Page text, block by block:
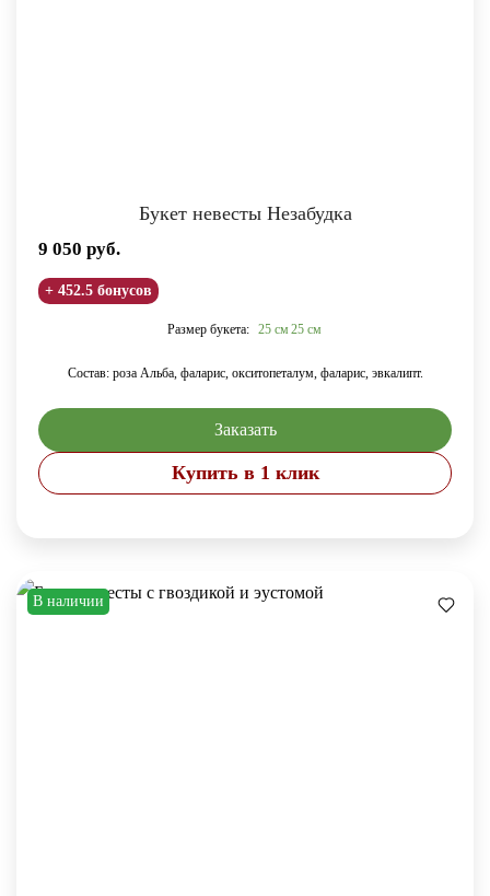
Букет невесты Незабудка
9 050 руб.
+ 452.5 бонусов
Размер букета: 25 см 25 см
Состав: роза Альба, фаларис, окситопеталум, фаларис, эвкалипт.
Заказать
Купить в 1 клик
В наличии